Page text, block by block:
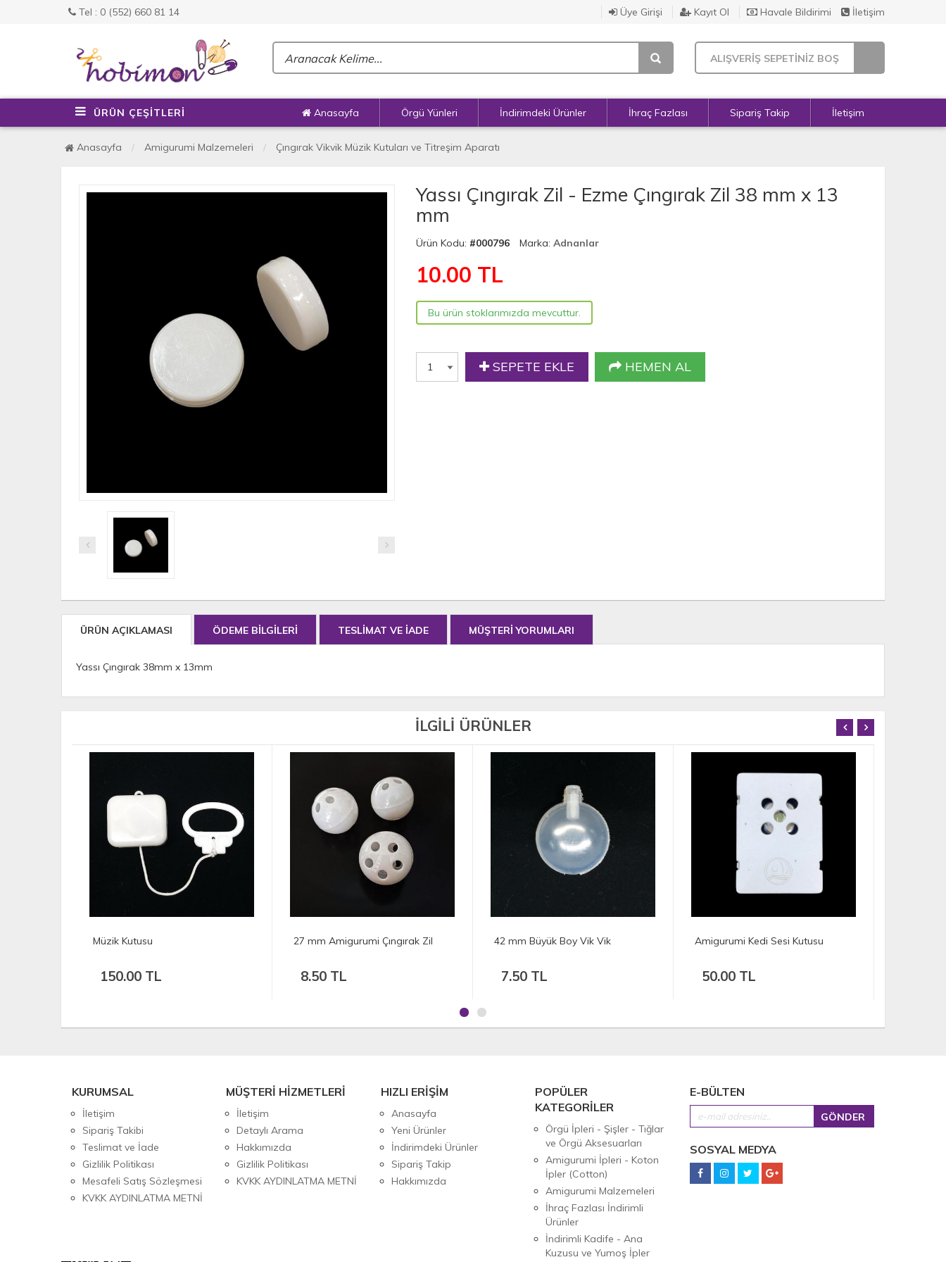
Tel : 0 (552) 660 81 14 Üye Girişi Kayıt Ol Havale Bildirimi İletişim
ALIŞVERİŞ SEPETİNİZ BOŞ
ÜRÜN ÇEŞİTLERİ Anasayfa Örgü Yünleri İndirimdeki Ürünler İhraç Fazlası Sipariş Takip İletişim
Anasayfa Amigurumi Malzemeleri Çıngırak Vikvik Müzik Kutuları ve Titreşim Aparatı
Yassı Çıngırak Zil - Ezme Çıngırak Zil 38 mm x 13
mm
Ürün Kodu: #000796 Marka:Adnanlar
10.00 TL
Bu ürün stoklarımızda mevcuttur.
SEPETE EKLE HEMEN AL
ÜRÜN AÇIKLAMASI ÖDEME BİLGİLERİ TESLİMAT VE İADE MÜŞTERİ YORUMLARI
Yassı Çıngırak 38mm x 13mm
İLGİLİ ÜRÜNLER
27 mm Amigurumi Çıngırak Zil
8.50 TL
42 mm Büyük Boy Vik Vik
7.50 TL
Amigurumi Kedi Sesi Kutusu
50.00 TL
Amigurumi İnek Sesi Kutusu
50.00 TL
KURUMSAL
İletişim
Sipariş Takibi
Teslimat ve İade
Gizlilik Politikası
Mesafeli Satış Sözleşmesi
KVKK AYDINLATMA METNİ
MÜŞTERİ HİZMETLERİ
İletişim
Detaylı Arama
Hakkımızda
Gizlilik Politikası
KVKK AYDINLATMA METNİ
HIZLI ERİŞİM
Anasayfa
Yeni Ürünler
İndirimdeki Ürünler
Sipariş Takip
Hakkımızda
POPÜLER
KATEGORİLER
Örgü İpleri - Şişler - Tığlar
ve Örgü Aksesuarları
Amigurumi İpleri - Koton
İpler (Cotton)
Amigurumi Malzemeleri
İhraç Fazlası İndirimli
Ürünler
İndirimli Kadife - Ana
Kuzusu ve Yumoş İpler
E-BÜLTEN
SOSYAL MEDYA